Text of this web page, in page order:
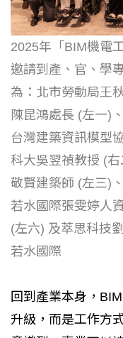
2025年「BIM機電
邀請到產、官、學
為：北市勞動局王
陳昆鴻處長 (左一)
台灣建築資訊模型
科大吳翌禎教授 (
敬賢建築師 (左三)
若水國際張雯婷人
(左六) 及萃思科技
若水國際
回到產業本身，
升級，而是工作方